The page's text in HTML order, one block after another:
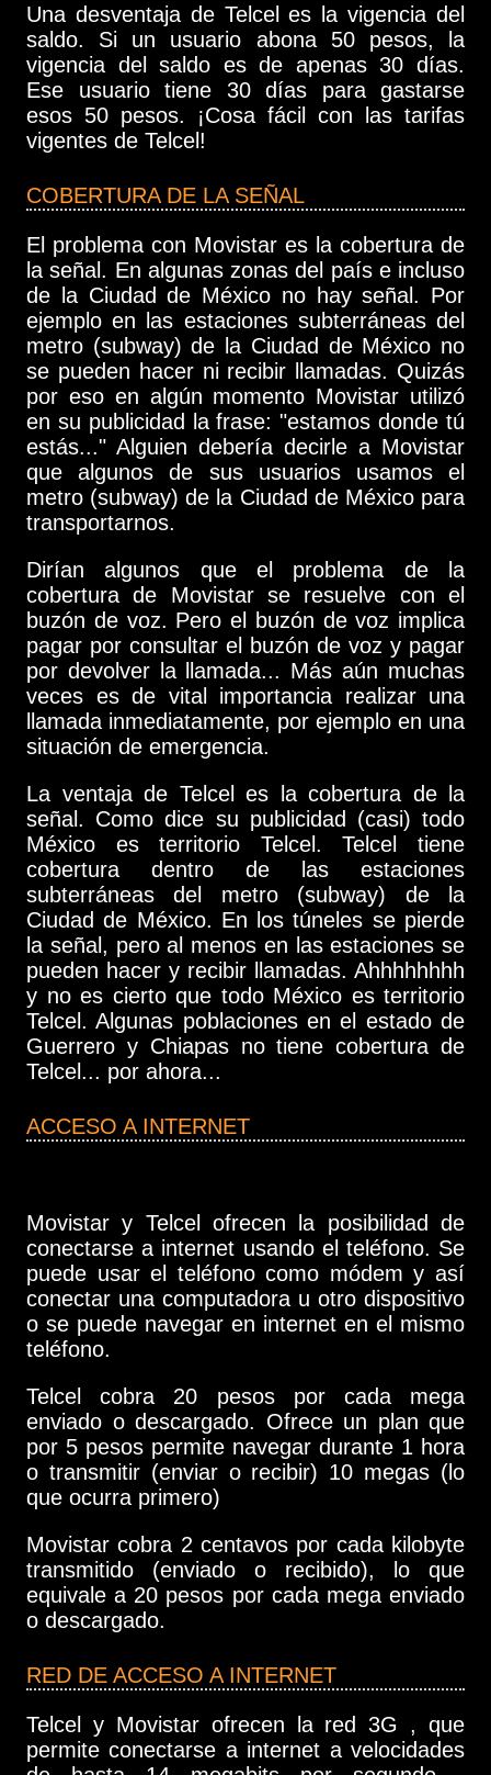
Una desventaja de Telcel es la vigencia del
saldo. Si un usuario abona 50 pesos, la
vigencia del saldo es de apenas 30 días.
Ese usuario tiene 30 días para gastarse
esos 50 pesos. ¡Cosa fácil con las tarifas
vigentes de Telcel!
COBERTURA DE LA SEÑAL
El problema con Movistar es la cobertura de
la señal. En algunas zonas del país e incluso
de la Ciudad de México no hay señal. Por
ejemplo en las estaciones subterráneas del
metro (subway) de la Ciudad de México no
se pueden hacer ni recibir llamadas. Quizás
por eso en algún momento Movistar utilizó
en su publicidad la frase: "estamos donde tú
estás..." Alguien debería decirle a Movistar
que algunos de sus usuarios usamos el
metro (subway) de la Ciudad de México para
transportarnos.
Dirían algunos que el problema de la
cobertura de Movistar se resuelve con el
buzón de voz. Pero el buzón de voz implica
pagar por consultar el buzón de voz y pagar
por devolver la llamada... Más aún muchas
veces es de vital importancia realizar una
llamada inmediatamente, por ejemplo en una
situación de emergencia.
La ventaja de Telcel es la cobertura de la
señal. Como dice su publicidad (casi) todo
México es territorio Telcel. Telcel tiene
cobertura dentro de las estaciones
subterráneas del metro (subway) de la
Ciudad de México. En los túneles se pierde
la señal, pero al menos en las estaciones se
pueden hacer y recibir llamadas. Ahhhhhhhh
y no es cierto que todo México es territorio
Telcel. Algunas poblaciones en el estado de
Guerrero y Chiapas no tiene cobertura de
Telcel... por ahora...
ACCESO A INTERNET
Movistar y Telcel ofrecen la posibilidad de
conectarse a internet usando el teléfono. Se
puede usar el teléfono como módem y así
conectar una computadora u otro dispositivo
o se puede navegar en internet en el mismo
teléfono.
Telcel cobra 20 pesos por cada mega
enviado o descargado. Ofrece un plan que
por 5 pesos permite navegar durante 1 hora
o transmitir (enviar o recibir) 10 megas (lo
que ocurra primero)
Movistar cobra 2 centavos por cada kilobyte
transmitido (enviado o recibido), lo que
equivale a 20 pesos por cada mega enviado
o descargado.
RED DE ACCESO A INTERNET
Telcel y Movistar ofrecen la red 3G , que
permite conectarse a internet a velocidades